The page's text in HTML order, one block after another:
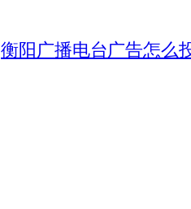
衡阳广播电台广告怎么